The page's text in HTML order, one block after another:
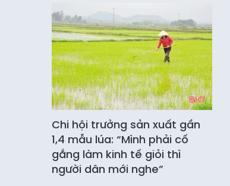
Chi hội trưởng sản xuất gần
1,4 mẫu lúa: “Mình phải cố
gắng làm kinh tế giỏi thì
người dân mới nghe”